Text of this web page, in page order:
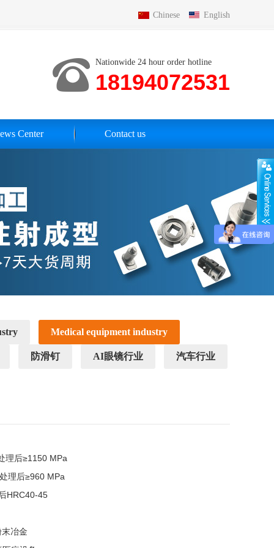
Chinese English
Nationwide 24 hour order hotline
18194072531
Center Contact us
Medical equipment industry
防滑钉 AI眼镜行业 汽车行业
理后≥1150 MPa
理后≥960 MPa
HRC40-45
冶金